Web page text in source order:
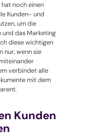
noch einen
Kunden- und
um die
und das Marketing
diese wichtigen
nur, wenn sie
verbindet alle
mit dem
Kunden